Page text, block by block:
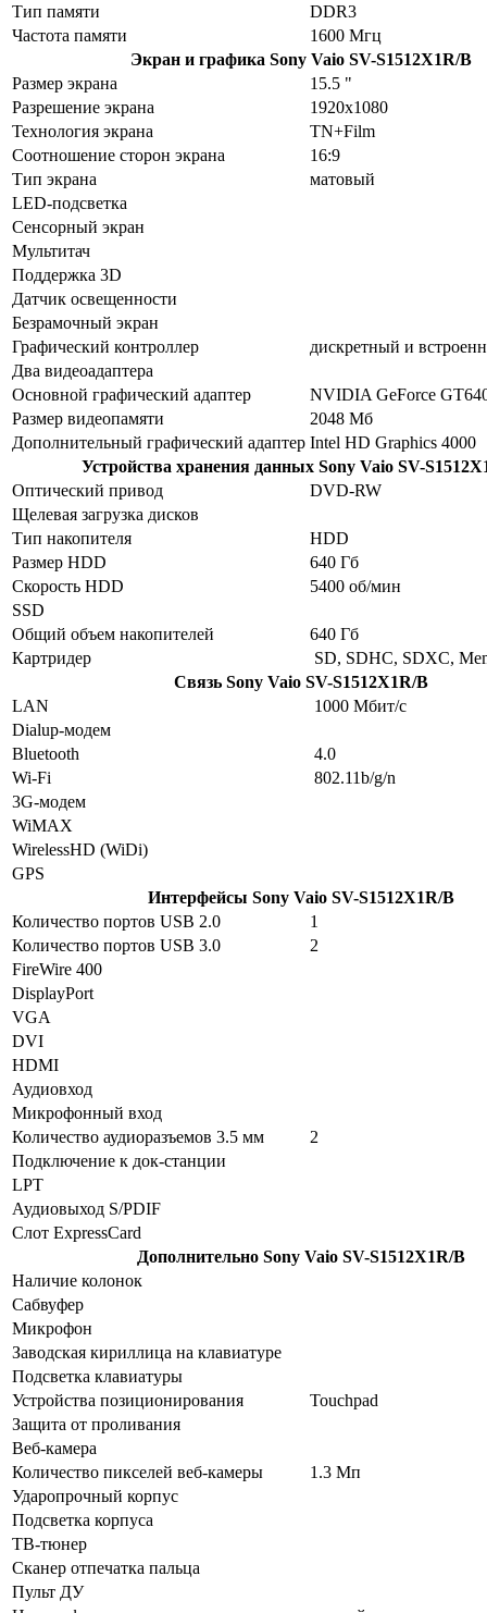
Тип памяти
DDR3
Частота памяти
1600 Мгц
Экран и графика Sony Vaio SV-S1512X1R/B
Размер экрана
15.5 "
Разрешение экрана
1920x1080
Технология экрана
TN+Film
Соотношение сторон экрана
16:9
Тип экрана
матовый
LED-подсветка
Сенсорный экран
Мультитач
Поддержка 3D
Датчик освещенности
Безрамочный экран
Графический контроллер
дискретный и
Два видеоадаптера
Основной графический адаптер
NVIDIA GeForce
Размер видеопамяти
2048 Мб
Дополнительный графический адаптер Intel HD Graphics 4000
Устройства хранения данных Sony Vaio SV-
Оптический привод
DVD-RW
Щелевая загрузка дисков
Тип накопителя
HDD
Размер HDD
640 Гб
Скорость HDD
5400 об/мин
SSD
Общий объем накопителей
640 Гб
Картридер
SD, SDHC, SDXC,
Связь Sony Vaio SV-S1512X1R/B
LAN
1000 Мбит/с
Dialup-модем
Bluetooth
4.0
Wi-Fi
802.11b/g/n
3G-модем
WiMAX
WirelessHD (WiDi)
GPS
Интерфейсы Sony Vaio SV-S1512X1R/B
Количество портов USB 2.0
1
Количество портов USB 3.0
2
FireWire 400
DisplayPort
VGA
DVI
HDMI
Аудиовход
Микрофонный вход
Количество аудиоразъемов 3.5 мм
2
Подключение к док-станции
LPT
Аудиовыход S/PDIF
Слот ExpressCard
Дополнительно Sony Vaio SV-S1512X1R/B
Наличие колонок
Сабвуфер
Микрофон
Заводская кириллица на клавиатуре
Подсветка клавиатуры
Устройства позиционирования
Touchpad
Защита от проливания
Веб-камера
Количество пикселей веб-камеры
1.3 Мп
Ударопрочный корпус
Подсветка корпуса
ТВ-тюнер
Сканер отпечатка пальца
Пульт ДУ